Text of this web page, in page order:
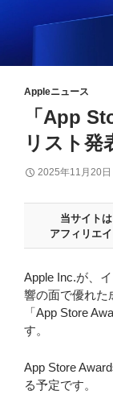
Appleニュース
「App
リスト発
2025年11月20
当サイト
アフィリエ
Apple Inc.が、
響の面で優れた
「App Store
す。
App Store
る予定です。